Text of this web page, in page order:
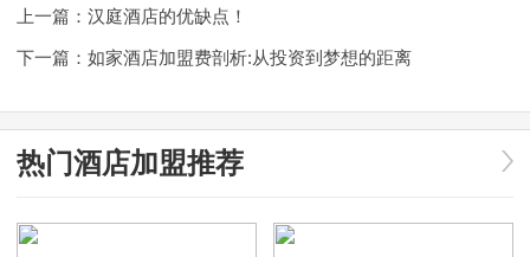
上一篇： 汉庭酒店的优缺点！
下一篇： 如家酒店加盟费剖析:从投资到梦想的距离
热门酒店加盟推荐